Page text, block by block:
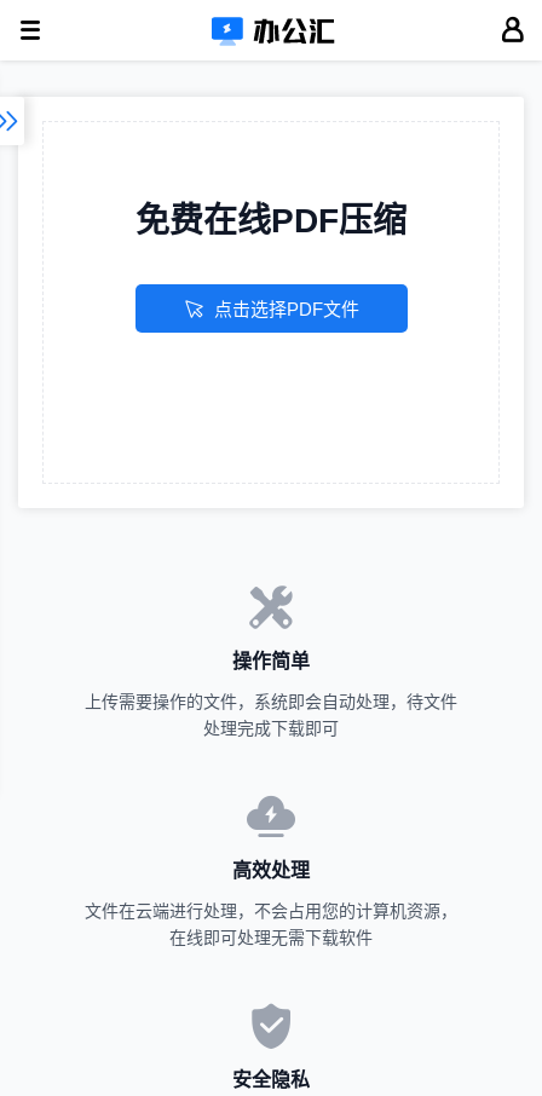
免费在线PDF压缩
点击选择PDF文件
操作简单
上传需要操作的文件，系统即会自动处理，待文件
处理完成下载即可
高效处理
文件在云端进行处理，不会占用您的计算机资源，
在线即可处理无需下载软件
安全隐私